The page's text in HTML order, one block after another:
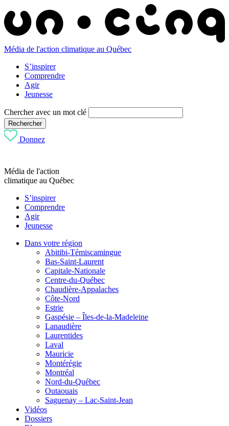
Média de l'action climatique au Québec
S’inspirer
Comprendre
Agir
Jeunesse
Chercher avec un mot clé
Rechercher
Donnez
Média de l'action
climatique au Québec
S’inspirer
Comprendre
Agir
Jeunesse
Dans votre région
Abitibi-Témiscamingue
Bas-Saint-Laurent
Capitale-Nationale
Centre-du-Québec
Chaudière-Appalaches
Côte-Nord
Estrie
Gaspésie – Îles-de-la-Madeleine
Lanaudière
Laurentides
Laval
Mauricie
Montérégie
Montréal
Nord-du-Québec
Outaouais
Saguenay – Lac-Saint-Jean
Vidéos
Dossiers